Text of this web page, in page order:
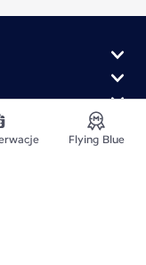
Flying Blue